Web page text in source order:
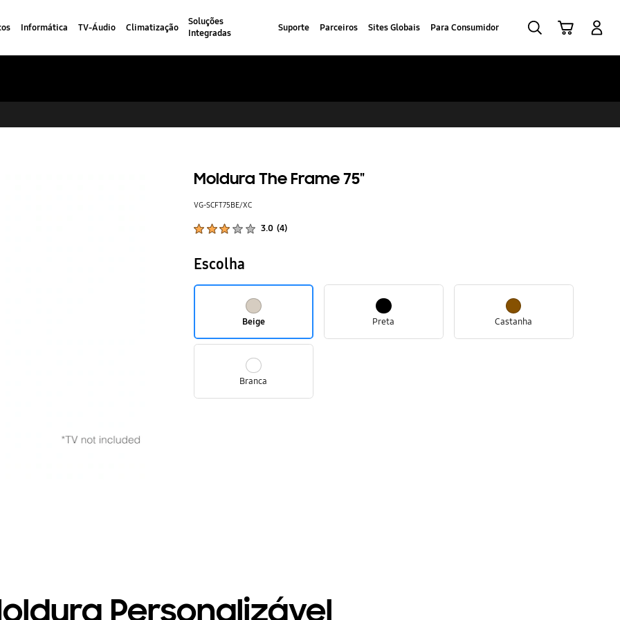
Informática TV-Áudio Climatização
Soluções
Integradas
Suporte Parceiros Sites Globais Para Consumidor
Moldura The Frame 75"
VG-SCFT75BE/XC
3.0 (4)
Escolha
Beige Preta Castanha
Branca
Personalizável